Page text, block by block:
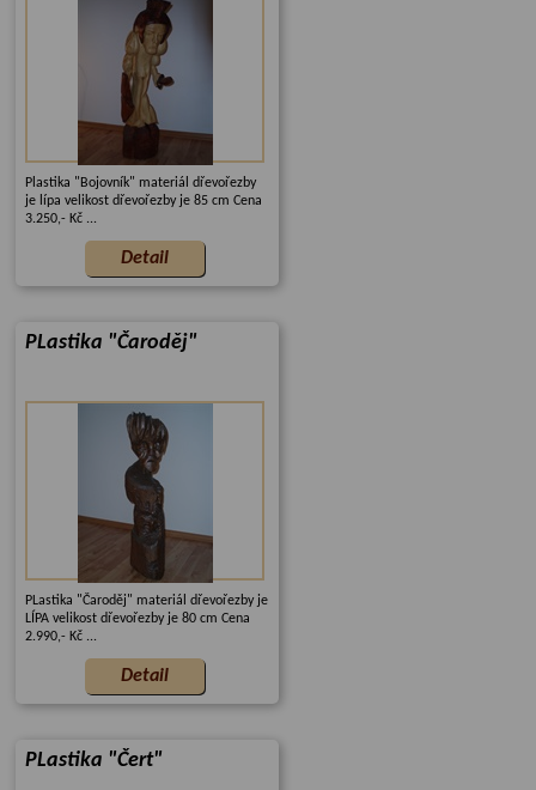
Plastika "Bojovník" materiál dřevořezby
je lípa velikost dřevořezby je 85 cm Cena
3.250,- Kč ...
PLastika "Čaroděj"
PLastika "Čaroděj" materiál dřevořezby je
LÍPA velikost dřevořezby je 80 cm Cena
2.990,- Kč ...
PLastika "Čert"